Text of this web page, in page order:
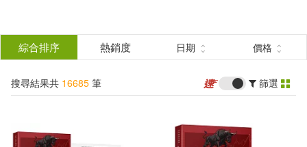
結
篩
分類 (單選)
所有商品(16685) 圖書(8105)
影音(5009)
綜合排序 熱銷度 日期 價格
搜尋結果共 16685 筆 篩選